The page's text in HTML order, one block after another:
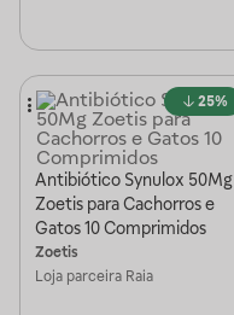
25%
Antibiótico Synulox 50Mg
Zoetis para Cachorros e
Gatos 10 Comprimidos
Zoetis
Loja parceira Raia